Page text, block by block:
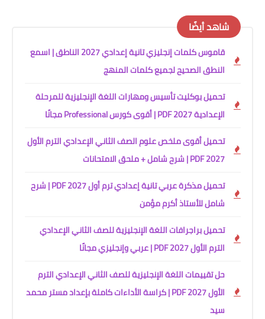
شاهد أيضًا
قاموس كلمات إنجليزي تانية إعدادي 2027 الناطق | اسمع
النطق الصحيح لجميع كلمات المنهج
تحميل بوكليت تأسيس ومهارات اللغة الإنجليزية للمرحلة
الإعدادية 2027 PDF | أقوى كورس Professional مجانًا
تحميل أقوى ملخص علوم الصف الثاني الإعدادي الترم الأول
2027 PDF | شرح شامل + ملحق الامتحانات
تحميل مذكرة عربي تانية إعدادي ترم أول 2027 PDF | شرح
شامل للأستاذ أكرم مؤمن
تحميل براجرافات اللغة الإنجليزية للصف الثاني الإعدادي
الترم الأول 2027 PDF | عربي وإنجليزي مجانًا
حل تقييمات اللغة الإنجليزية للصف الثاني الإعدادي الترم
الأول 2027 PDF | كراسة الأداءات كاملة بإعداد مستر محمد
سيد